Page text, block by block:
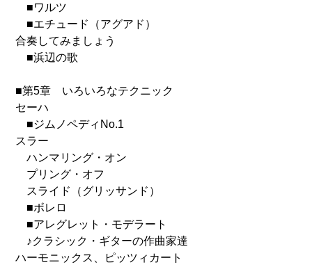
■ワルツ
■エチュード（アグアド）
合奏してみましょう
■浜辺の歌
■第5章 いろいろなテクニック
セーハ
■ジムノペディNo.1
スラー
ハンマリング・オン
プリング・オフ
スライド（グリッサンド）
■ボレロ
■アレグレット・モデラート
♪クラシック・ギターの作曲家達
ハーモニックス、ピッツィカート